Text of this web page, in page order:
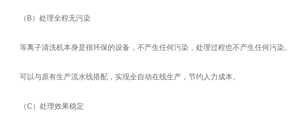
（B）处理全程无污染
等离子清洗机本身是很环保的设备，不产生任何污染，处理过程也不产生任何污染。
可以与原有生产流水线搭配，实现全自动在线生产，节约人力成本。
（C）处理效果稳定